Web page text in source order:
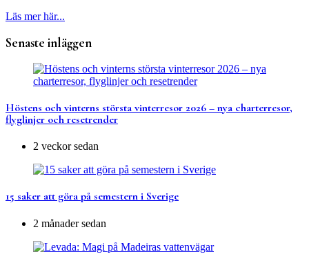
Läs mer här...
Senaste inläggen
Höstens och vinterns största vinterresor 2026 – nya charterresor,
flyglinjer och resetrender
2 veckor sedan
15 saker att göra på semestern i Sverige
2 månader sedan